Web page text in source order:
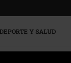
DEPORTE Y SALUD